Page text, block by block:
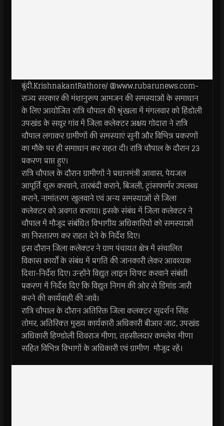
बूंदी.KrishnakantRathore/ @www.rubarunews.com-
राज्य सरकार की मंशानुरूप आमजन की समस्याओं के समाधान
के लिए आयोजित रात्रि चौपाल की श्रृंखला में मंगलवार को हिंडोली
उपखंड के सथूर गांव में जिला कलेक्टर अक्षय गोदारा ने रात्रि
चौपाल लगाकर ग्रामीणों की समस्याएं सुनी और विभिन्न प्रकरणों
का मौके पर ही समाधान कर राहत दी। रात्रि चौपाल के दौरान 23
प्रकरण प्राप्त हुए।
रात्रि चौपाल के दौरान ग्रामीणों ने प्रधानमंत्री आवास, पेयजल
आपूर्ति शुरू करवाने, तारबंदी कराने, बिजली, ट्रांसफार्मर उपलब्‍ध
कराने, नामांतरण खुलवाने एवं अन्‍य समस्‍याओं से जिला
कलेक्टर को अवगत कराया। इसके संबंध में जिला कलेक्टर ने
चौपाल में मौजूद संबंधित विभागीय अधिकारियों को समस्याओं
का निस्तारण कर राहत देने के निर्देश दिए।
इस दौरान जिला कलेक्टर ने ग्राम पंचायत क्षेत्र में संचालित
विकास कार्यों के संबंध में प्रगति की जानकारी लेकर आवश्यक
दिशा-निर्देश दिए। उन्‍होंने विद्युत लाइन शिफ्ट करवाने संबंधी
प्रकरण में निर्देश दिए कि विद्युत निगम की ओर से डिमांड जारी
करने की कार्यवाही की जावें।
रात्रि चौपाल के दौरान अतिरिक्त जिला कलक्टर सुदर्शन सिंह
तोमर, अतिरिक्‍त मुख्‍य कार्यकारी अधिकारी बीआर जाट, उपखंड
अधिकारी हिण्डोली शिवराज मीणा, तहसीलदार कमलेश मीणा
सहित विभिन्न विभागों के अधिकारी एवं ग्रामीण मौजूद रहें।